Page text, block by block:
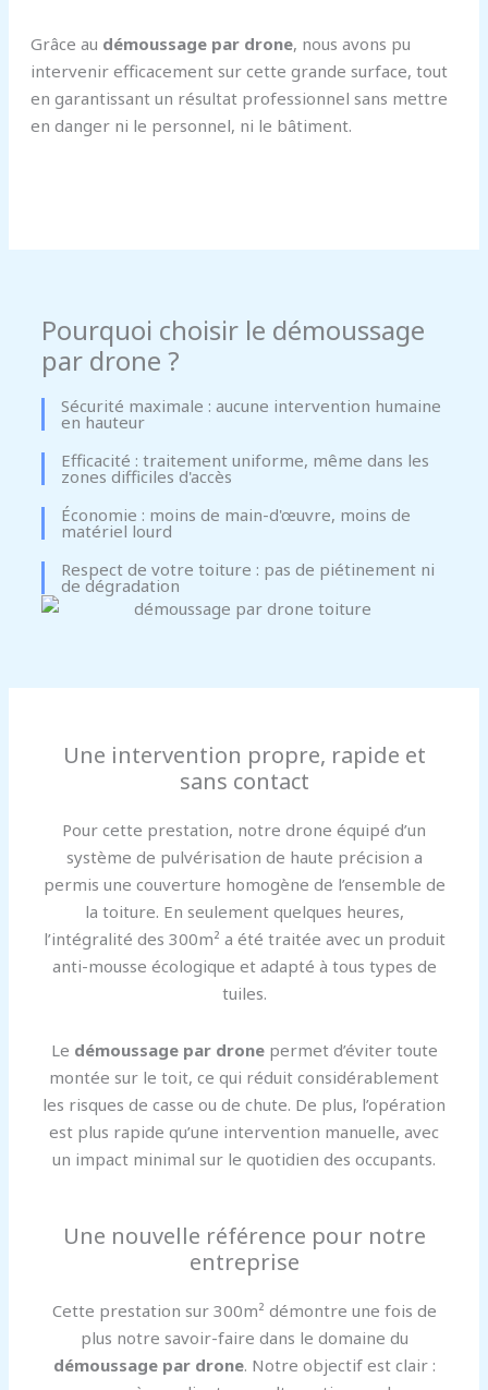
Grâce au démoussage par drone, nous avons pu
intervenir efficacement sur cette grande surface, tout
en garantissant un résultat professionnel sans mettre
en danger ni le personnel, ni le bâtiment.
Pourquoi choisir le démoussage
par drone ?
Sécurité maximale : aucune intervention humaine
en hauteur
Efficacité : traitement uniforme, même dans les
zones difficiles d'accès
Économie : moins de main-d'œuvre, moins de
matériel lourd
Respect de votre toiture : pas de piétinement ni
de dégradation
Une intervention propre, rapide et
sans contact
Pour cette prestation, notre drone équipé d’un
système de pulvérisation de haute précision a
permis une couverture homogène de l’ensemble de
la toiture. En seulement quelques heures,
l’intégralité des 300m² a été traitée avec un produit
anti-mousse écologique et adapté à tous types de
tuiles.
Le démoussage par dronepermet d’éviter toute
montée sur le toit, ce qui réduit considérablement
les risques de casse ou de chute. De plus, l’opération
est plus rapide qu’une intervention manuelle, avec
un impact minimal sur le quotidien des occupants.
Une nouvelle référence pour notre
entreprise
Cette prestation sur 300m² démontre une fois de
plus notre savoir-faire dans le domaine du
démoussage par drone. Notre objectif est clair :